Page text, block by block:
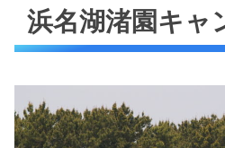
浜名湖渚園キャ